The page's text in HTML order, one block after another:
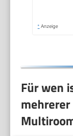
* Anzeige
Für wen